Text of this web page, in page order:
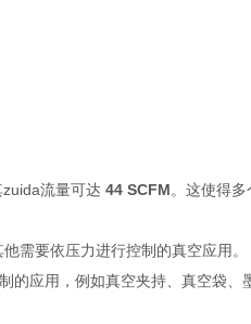
流量可达 44 SCFM。这使得多
需要依压力进行控制的真空应用。
的应用，例如真空夹持、真空袋、